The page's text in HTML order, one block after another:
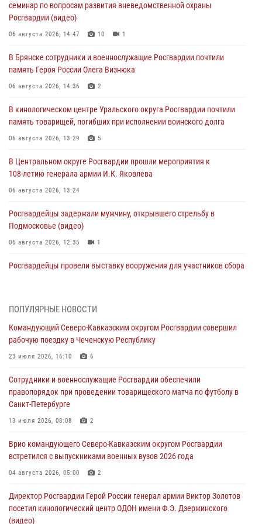
семинар по вопросам развития вневедомственной охраны
Росгвардии (видео)
06 августа 2026, 14:47 10 1
В Брянске сотрудники и военнослужащие Росгвардии почтили
память Героя России Олега Визнюка
06 августа 2026, 14:36 2
В кинологическом центре Уральского округа Росгвардии почтили
память товарищей, погибших при исполнении воинского долга
06 августа 2026, 13:29 5
В Центральном округе Росгвардии прошли мероприятия к
108‑летию генерала армии И.К. Яковлева
06 августа 2026, 13:24
Росгвардейцы задержали мужчину, открывшего стрельбу в
Подмосковье (видео)
06 августа 2026, 12:35 1
Росгвардейцы провели выставку вооружения для участников сбора
второй годовщине вторжения ВСУ на территорию области
06 августа 2026, 11:56
угрожавшего подростку травматическим пистолетом
06 августа 2026, 11:33 1
В Зауралье при содействии СОБР Росгвардии ликвидирована
06 августа 2026, 11:27
В Москве росгвардейцы задержали троих мужчин, устроивших
06 августа 2026, 11:20 1
ПОПУЛЯРНЫЕ НОВОСТИ
Командующий Северо-Кавказским округом Росгвардии совершил
рабочую поездку в Чеченскую Республику
23 июля 2026, 16:10 6
Сотрудники и военнослужащие Росгвардии обеспечили
правопорядок при проведении товарищеского матча по футболу в
Санкт-Петербурге
13 июля 2026, 08:08 2
Врио командующего Северо-Кавказским округом Росгвардии
встретился с выпускниками военных вузов 2026 года
04 августа 2026, 05:00 2
Директор Росгвардии Герой России генерал армии Виктор Золотов
посетил кинологический центр ОДОН имени Ф.Э. Дзержинского
(видео)